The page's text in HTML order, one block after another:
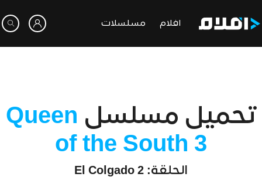
افلام مسلسلات
تحميل مسلسل Queen
of the South 3
الحلقة: 2 El Colgado